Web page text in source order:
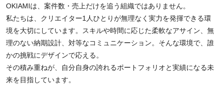
OKIAMIは、案件数・売上だけを追う組織ではありません。
私たちは、クリエイター1人ひとりが無理なく実力を発揮できる環
境を大切にしています。スキルや時間に応じた柔軟なアサイン、無
理のない納期設計、対等なコミュニケーション。そんな環境で、誰
かの挑戦にデザインで応える。
その積み重ねが、自分自身の誇れるポートフォリオと実績になる未
来を目指しています。